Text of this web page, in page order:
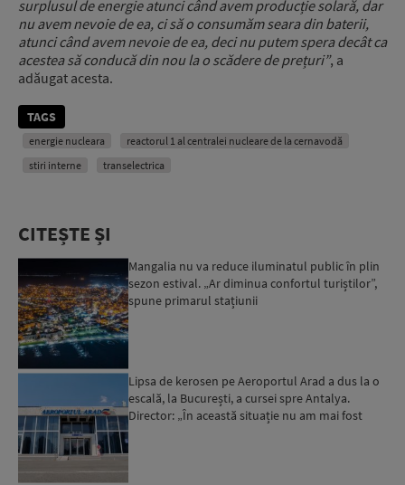
surplusul de energie atunci când avem producție solară, dar
nu avem nevoie de ea, ci să o consumăm seara din baterii,
atunci când avem nevoie de ea, deci nu putem spera decât ca
acestea să conducă din nou la o scădere de prețuri”, a
adăugat acesta.
TAGS
energie nucleara
reactorul 1 al centralei nucleare de la cernavodă
stiri interne
transelectrica
CITEȘTE ȘI
Mangalia nu va reduce iluminatul public în plin
sezon estival. „Ar diminua confortul turiștilor”,
spune primarul stațiunii
Lipsa de kerosen pe Aeroportul Arad a dus la o
escală, la București, a cursei spre Antalya.
Director: „În această situație nu am mai fost